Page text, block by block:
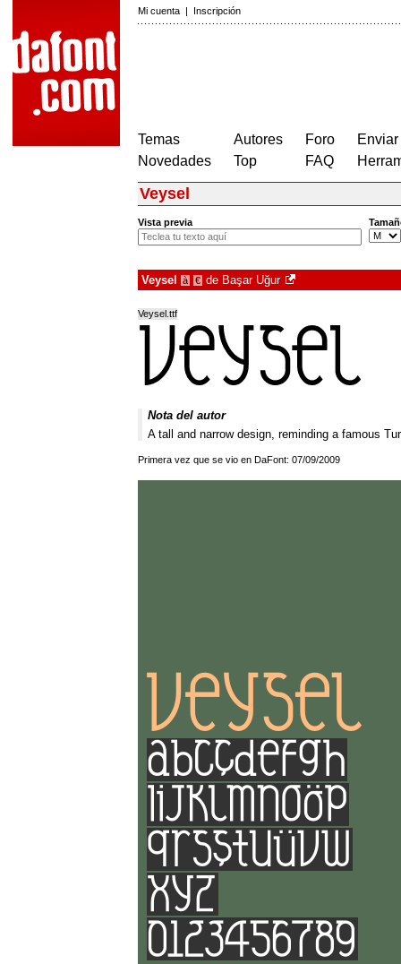
Mi cuenta | Inscripción
Temas
Novedades
Autores
Top
Foro
FAQ
Veysel
Vista previa
Veysel à € de Başar Uğur
Veysel.ttf
Nota del autor
A tall and narrow design, reminding a famous
Primera vez que se vio en DaFont: 07/09/2009